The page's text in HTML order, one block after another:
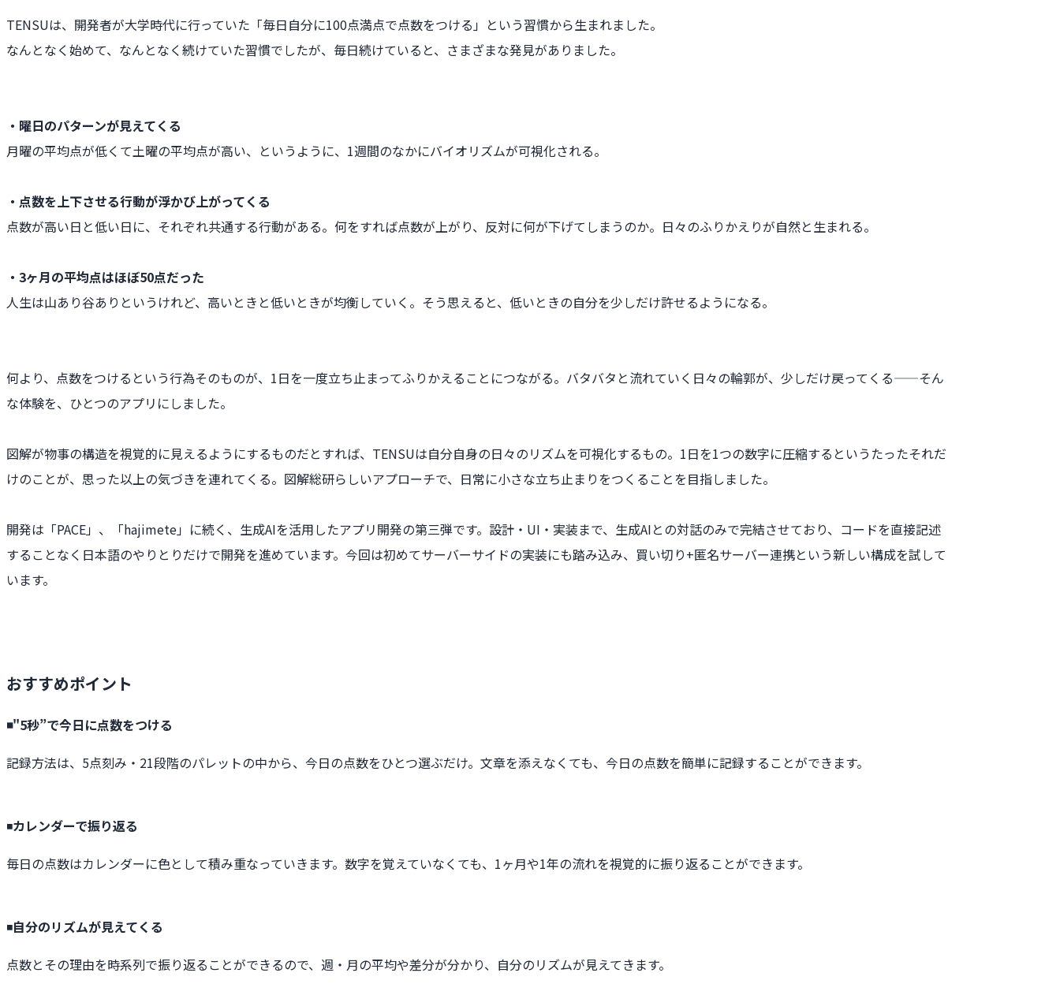
TENSUは、開発者が大学時代に行っていた「毎日自分に100点満点で点数をつける」という習慣から生まれました。
なんとなく始めて、なんとなく続けていた習慣でしたが、毎日続けていると、さまざまな発見がありました。
・曜日のパターンが見えてくる
月曜の平均点が低くて土曜の平均点が高い、というように、1週間のなかにバイオリズムが可視化される。
・点数を上下させる行動が浮かび上がってくる
点数が高い日と低い日に、それぞれ共通する行動がある。何をすれば点数が上がり、反対に何が下げてしまうのか。日々のふりかえりが自然と生まれる。
・3ヶ月の平均点はほぼ50点だった
人生は山あり谷ありというけれど、高いときと低いときが均衡していく。そう思えると、低いときの自分を少しだけ許せるようになる。
何より、点数をつけるという行為そのものが、1日を一度立ち止まってふりかえることにつながる。バタバタと流れていく日々の輪郭が、少しだけ戻ってくる——そん
な体験を、ひとつのアプリにしました。
図解が物事の構造を視覚的に見えるようにするものだとすれば、TENSUは自分自身の日々のリズムを可視化するもの。1日を1つの数字に圧縮するというたったそれだ
けのことが、思った以上の気づきを連れてくる。図解総研らしいアプローチで、日常に小さな立ち止まりをつくることを目指しました。
開発は「PACE」、「hajimete」に続く、生成AIを活用したアプリ開発の第三弾です。設計・UI・実装まで、生成AIとの対話のみで完結させており、コードを直接記述
することなく日本語のやりとりだけで開発を進めています。今回は初めてサーバーサイドの実装にも踏み込み、買い切り+匿名サーバー連携という新しい構成を試して
います。
おすすめポイント
◾️"5秒”で今日に点数をつける
記録方法は、5点刻み・21段階のパレットの中から、今日の点数をひとつ選ぶだけ。文章を添えなくても、今日の点数を簡単に記録することができます。
◾️カレンダーで振り返る
毎日の点数はカレンダーに色として積み重なっていきます。 数字を覚えていなくても、1ヶ月や1年の流れを視覚的に振り返ることができます。
◾️自分のリズムが見えてくる
点数とその理由を時系列で振り返ることができるので、週・月の平均や差分が分かり、自分のリズムが見えてきます。